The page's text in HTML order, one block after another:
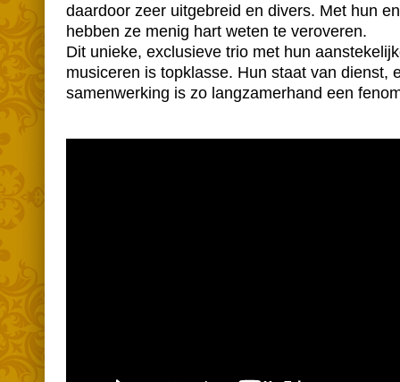
daardoor zeer uitgebreid en divers. Met hun
hebben ze menig hart weten te veroveren.
Dit unieke, exclusieve trio met hun
musiceren is topklasse. Hun staat van dienst,
samenwerking is zo langzamerhand een